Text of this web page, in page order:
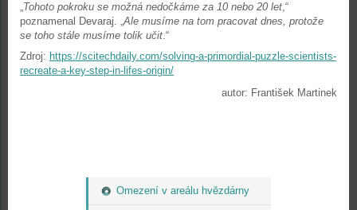
Omezení v areálu hvězdárny
„Tohoto pokroku se možná nedočkáme za 10 nebo 20 let,“
poznamenal Devaraj. „Ale musíme na tom pracovat dnes, protože
se toho stále musíme tolik učit.“
Zdroj: https://scitechdaily.com/solving-a-primordial-puzzle-scientists-
recreate-a-key-step-in-lifes-origin/
autor: František Martinek